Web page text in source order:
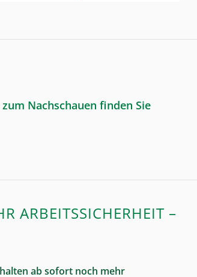
Nachschauen finden Sie
ARBEITSSICHERHEIT –
ab sofort noch mehr